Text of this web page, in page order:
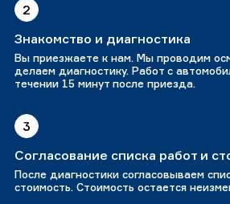
2
Знакомство и диагностика
Вы приезжаете к нам. Мы проводим
делаем диагностику. Работ с
течении 15 минут после приезда.
3
Согласование списка работ и
После диагностики согласовываем
стоимость. Стоимость остается